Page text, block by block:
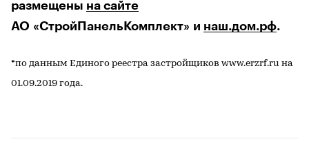
размещены на сайте
АО «СтройПанельКомплект» и наш.дом.рф.
*по данным Единого реестра застройщиков www.erzrf.ru на
01.09.2019 года.